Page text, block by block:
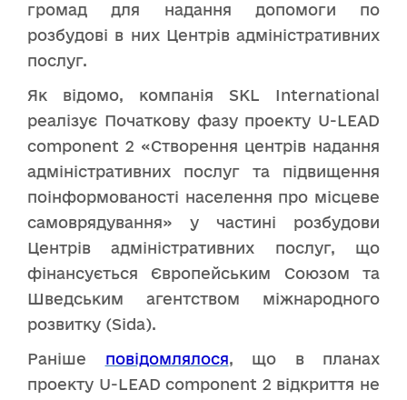
громад для надання допомоги по
розбудові в них Центрів адміністративних
послуг.
Як відомо, компанія SKL International
реалізує Початкову фазу проекту U-LEAD
component 2 «Створення центрів надання
адміністративних послуг та підвищення
поінформованості населення про місцеве
самоврядування» у частині розбудови
Центрів адміністративних послуг, що
фінансується Європейським Союзом та
Шведським агентством міжнародного
розвитку (Sida).
Раніше повідомлялося, що в планах
проекту U-LEAD component 2 відкриття не